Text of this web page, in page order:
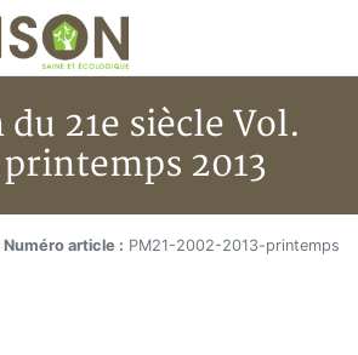
21e siècle Vol.
2013
siècle Vol. 20, No. 2, printemps
Numéro article : PM21-2002-2013-printemps
du 21e siècle Vol.